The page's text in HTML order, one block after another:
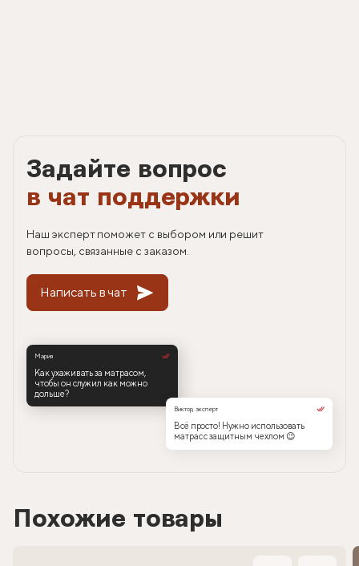
Задайте вопрос
в чат поддержки
Наш эксперт поможет с выбором или решит
вопросы, связанные с заказом.
Написать в чат
Мария
Как ухаживать за матрасом,
чтобы он служил как можно
дольше?
Виктор, эксперт
Всё просто! Нужно использовать
матрас с защитным чехлом 😉
Похожие товары